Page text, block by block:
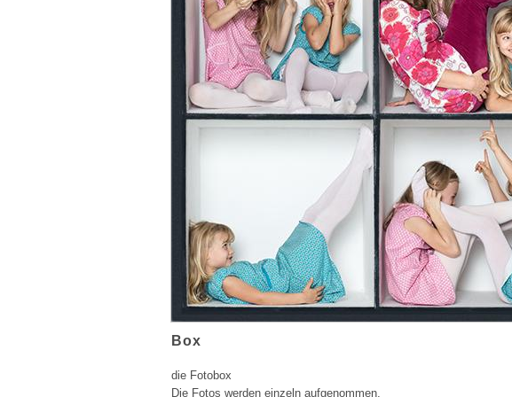
Box
die Fotobox
Die Fotos werden einzeln aufgenommen,